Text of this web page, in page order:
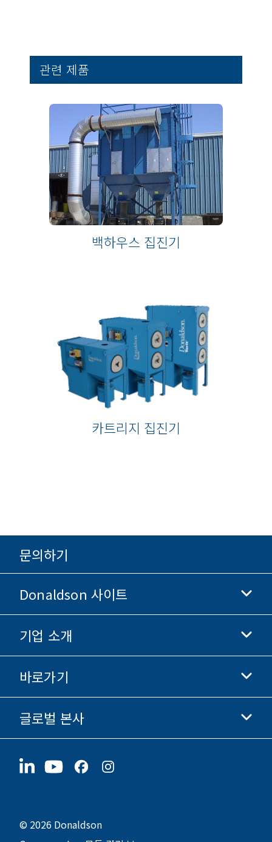
관련 제품
백하우스 집진기
카트리지 집진기
문의하기
Donaldson 사이트
Donaldson 생명과학
Donaldson 쇼핑
기업 소개
기업 정보
윤리 및 준법 경영
채용 정보
바로가기
투자자 정보
협력업체
지속가능성
글로벌 본사
1400 W 94th Street
© 2026 Donaldson